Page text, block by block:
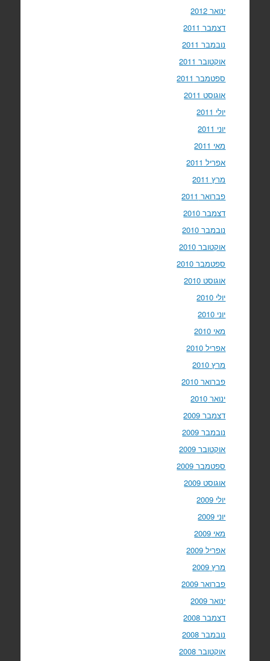
ינואר 2012
דצמבר 2011
נובמבר 2011
אוקטובר 2011
ספטמבר 2011
אוגוסט 2011
יולי 2011
יוני 2011
מאי 2011
אפריל 2011
מרץ 2011
פברואר 2011
דצמבר 2010
נובמבר 2010
אוקטובר 2010
ספטמבר 2010
אוגוסט 2010
יולי 2010
יוני 2010
מאי 2010
אפריל 2010
מרץ 2010
פברואר 2010
ינואר 2010
דצמבר 2009
נובמבר 2009
אוקטובר 2009
ספטמבר 2009
אוגוסט 2009
יולי 2009
יוני 2009
מאי 2009
אפריל 2009
מרץ 2009
פברואר 2009
ינואר 2009
דצמבר 2008
נובמבר 2008
אוקטובר 2008